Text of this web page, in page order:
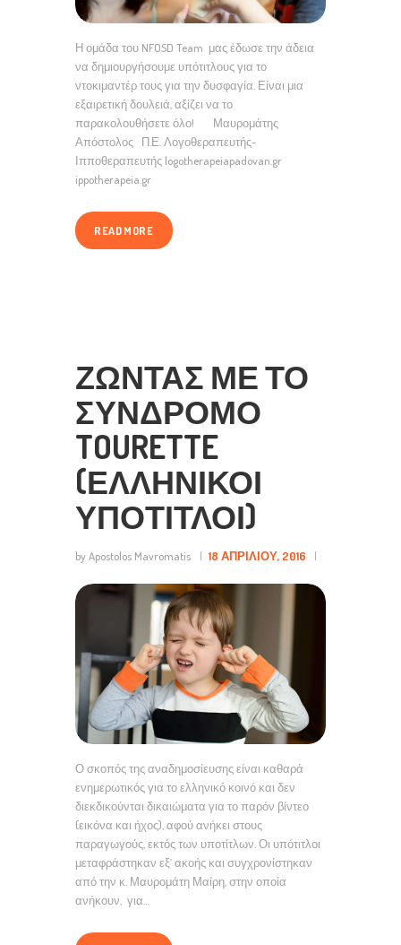
Η ομάδα του NFOSD Team μας έδωσε την άδεια
να δημιουργήσουμε υπότιτλους για το
ντοκιμαντέρ τους για την δυσφαγία. Είναι μια
εξαιρετική δουλειά, αξίζει να το
παρακολουθήσετε όλο! Μαυρομάτης
Απόστολος Π.Ε. Λογοθεραπευτής-
Ιπποθεραπευτής logotherapeiapadovan.gr
ippotherapeia.gr
READ MORE
ΖΩΝΤΑΣ ΜΕ ΤΟ
ΣΥΝΔΡΟΜΟ
TOURETTE
(ΕΛΛΗΝΙΚΟΙ
ΥΠΟΤΙΤΛΟΙ)
by Apostolos Mavromatis 18 ΑΠΡΙΛΊΟΥ, 2016
Ο σκοπός της αναδημοσίευσης είναι καθαρά
ενημερωτικός για το ελληνικό κοινό και δεν
διεκδικούνται δικαιώματα για το παρόν βίντεο
(εικόνα και ήχος), αφού ανήκει στους
παραγωγούς, εκτός των υποτίτλων. Οι υπότιτλοι
μεταφράστηκαν εξ’ ακοής και συγχρονίστηκαν
από την κ. Μαυρομάτη Μαίρη, στην οποία
ανήκουν, για…